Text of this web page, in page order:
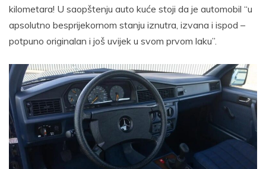
kilometara! U saopštenju auto kuće stoji da je automobil “u
apsolutno besprijekornom stanju iznutra, izvana i ispod –
potpuno originalan i još uvijek u svom prvom laku”.